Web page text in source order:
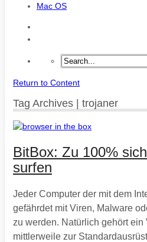
Mac OS
Return to Content
Tag Archives | trojaner
BitBox: Zu 100%
surfen
Jeder Computer der mit dem
gefährdet mit Viren, Malware
zu werden. Natürlich gehört ein
mittlerweile zur